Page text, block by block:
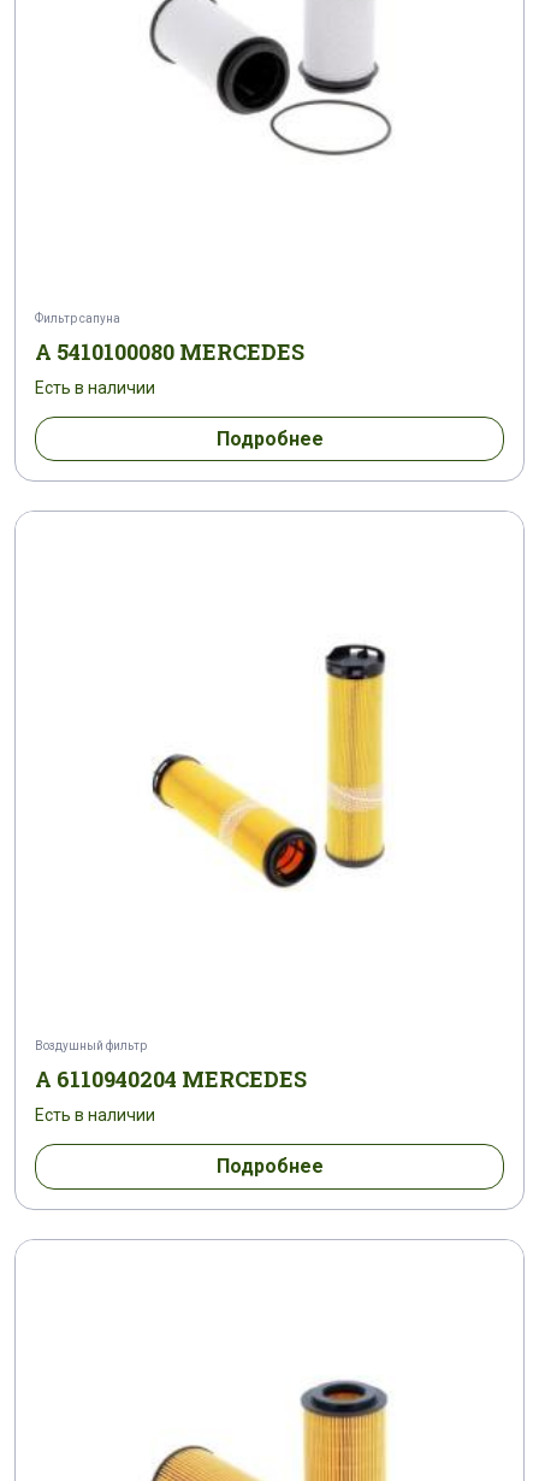
Фильтр сапуна
A 5410100080 MERCEDES
Есть в наличии
Подробнее
Воздушный фильтр
A 6110940204 MERCEDES
Есть в наличии
Подробнее